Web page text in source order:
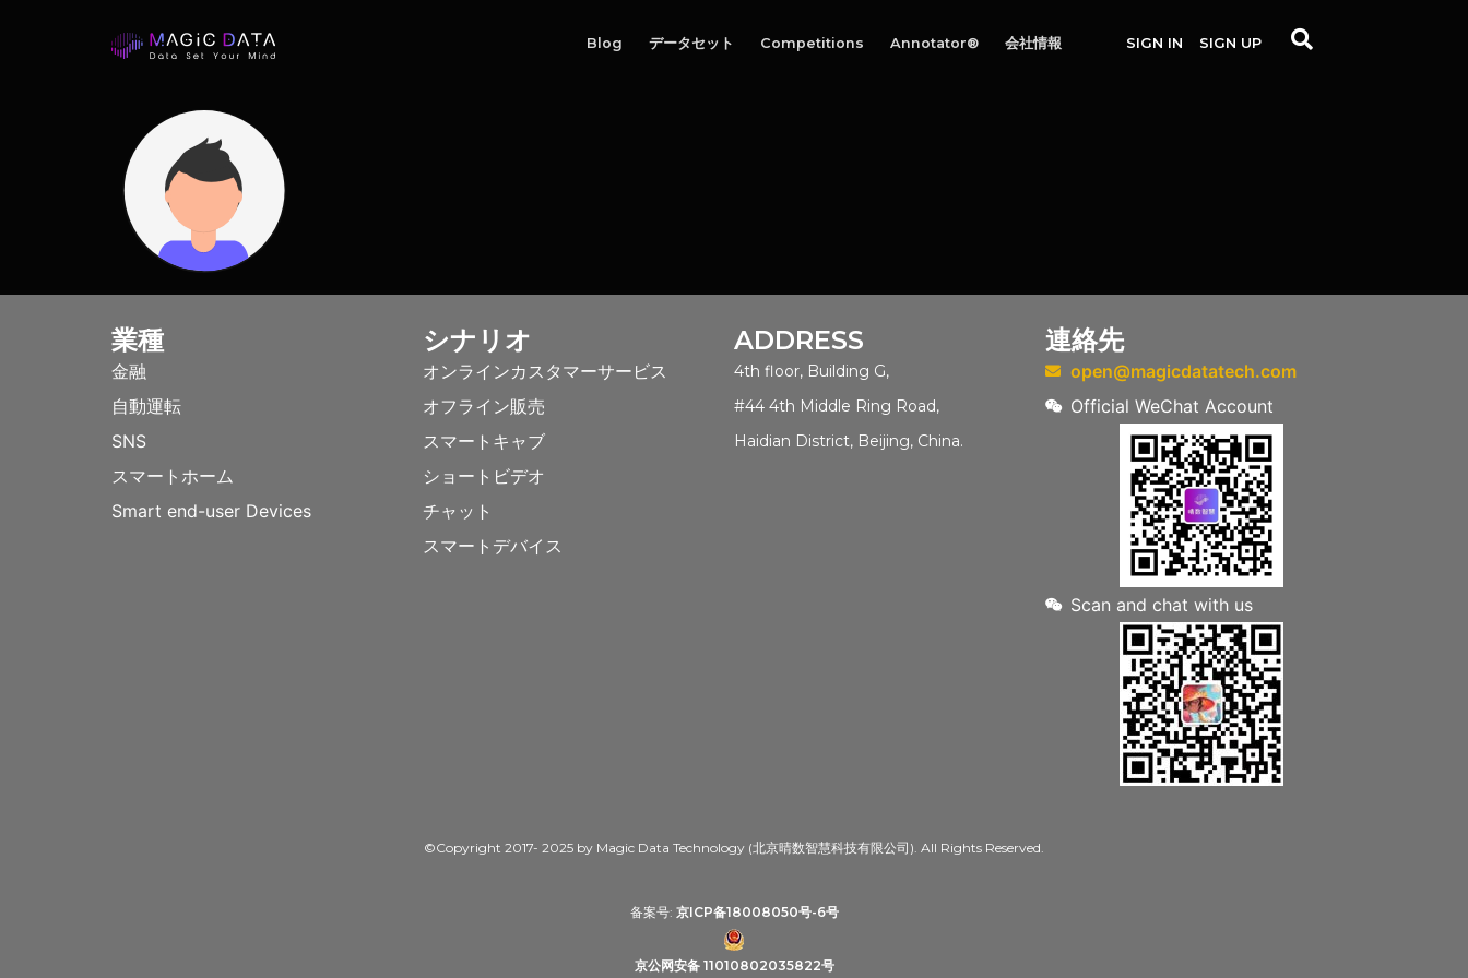
Blog データセット Competitions Annotator® 会社情報 SIGN IN SIGN UP
業種
金融
自動運転
SNS
スマートホーム
Smart end-user Devices
シナリオ
オンラインカスタマーサービス
オフライン販売
スマートキャブ
ショートビデオ
チャット
スマートデバイス
ADDRESS
4th floor, Building G,
#44 4th Middle Ring Road,
Haidian District, Beijing, China.
連絡先
open@magicdatatech.com
Official WeChat Account
Scan and chat with us
©Copyright 2017- 2025 by Magic Data Technology (北京晴数智慧科技有限公司). All Rights Reserved.
备案号: 京ICP备18008050号-6号
京公网安备 11010802035822号